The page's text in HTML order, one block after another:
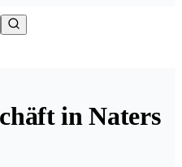
in Naters